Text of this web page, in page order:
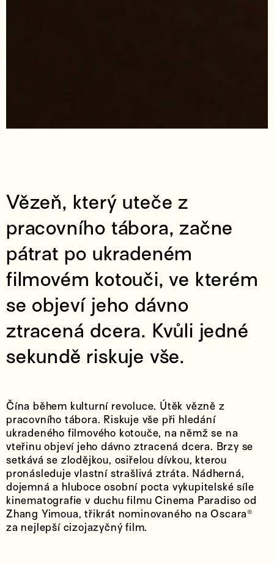
Vězeň, který uteče z
pracovního tábora, začne
pátrat po ukradeném
filmovém kotouči, ve kterém
se objeví jeho dávno
ztracená dcera. Kvůli jedné
sekundě riskuje vše.
Čína během kulturní revoluce. Útěk vězně z
pracovního tábora. Riskuje vše při hledání
ukradeného filmového kotouče, na němž se na
vteřinu objeví jeho dávno ztracená dcera. Brzy se
setkává se zlodějkou, osiřelou dívkou, kterou
pronásleduje vlastní strašlivá ztráta. Nádherná,
dojemná a hluboce osobní pocta vykupitelské síle
kinematografie v duchu filmu Cinema Paradiso od
Zhang Yimoua, třikrát nominovaného na Oscara®
za nejlepší cizojazyčný film.